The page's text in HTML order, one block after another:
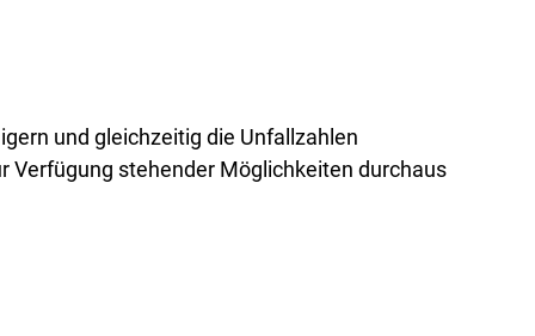
und gleichzeitig die Unfallzahlen
Verfügung stehender Möglichkeiten durchaus